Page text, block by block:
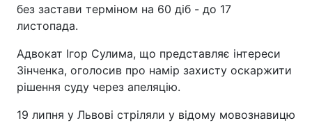
без застави терміном на 60 діб - до 17
листопада.
Адвокат Ігор Сулима, що представляє інтереси
Зінченка, оголосив про намір захисту оскаржити
рішення суду через апеляцію.
19 липня у Львові стріляли у відому мовознавицю